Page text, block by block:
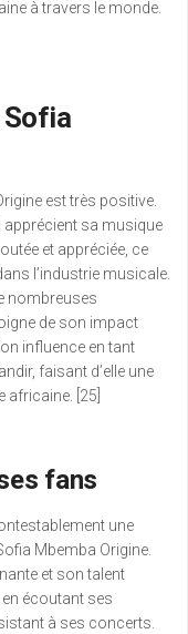
à travers le monde.
est très positive.
apprécient sa musique
et appréciée, ce
l’industrie musicale.
nombreuses
de son impact
influence en tant
faisant d’elle une
[25]
fans
une
Mbemba Origine.
et son talent
écoutant ses
à ses concerts.